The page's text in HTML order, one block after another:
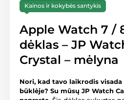
Kainos ir kokybės santykis
Apple Watch 7 /
dėklas – JP
Crystal – mėlyna
Nori, kad tavo laikrodis
būklėje? Su mūsų JP Watch